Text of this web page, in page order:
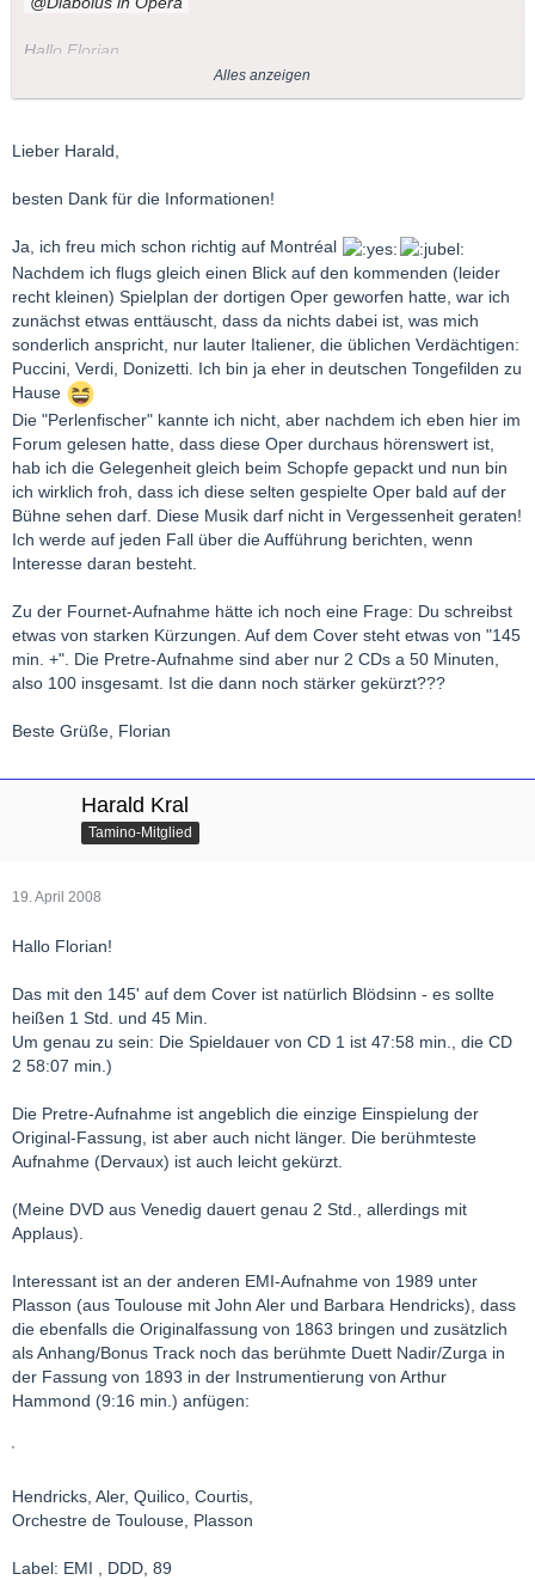
Hallo Florian,
ich beneide Dich um die Gelegenheit, nach Montreal zu
Ehepaar Pierette Alarie und Leopold Simoneau von 1953 war
historisch im (Mono-)Klang und trotz starker Kürzungen.
Erst als EMI die Gedda-Aufnahme herausbrachte, geriet diese
Einspielung etwas in Vergessenheit und war lange Zeit am
Plattenmarkt überhaupt nicht zu kriegen. Umso besser, dass
Universal sie jetzt wieder zugänglich gemacht hat - und noch
besser, dass 2001 diese im Rahmen der Duo-Serien jetzt so
billig verkauft, denn eigentlich sollte sie in keiner Bizet-
Sammlung fehlen!
LG
Alles anzeigen
Lieber Harald,
besten Dank für die Informationen!
Ja, ich freu mich schon richtig auf Montréal
Nachdem ich flugs gleich einen Blick auf den kommenden (leider
recht kleinen) Spielplan der dortigen Oper geworfen hatte, war ich
zunächst etwas enttäuscht, dass da nichts dabei ist, was mich
sonderlich anspricht, nur lauter Italiener, die üblichen Verdächtigen:
Puccini, Verdi, Donizetti. Ich bin ja eher in deutschen Tongefilden zu
Hause
Die "Perlenfischer" kannte ich nicht, aber nachdem ich eben hier im
Forum gelesen hatte, dass diese Oper durchaus hörenswert ist,
hab ich die Gelegenheit gleich beim Schopfe gepackt und nun bin
ich wirklich froh, dass ich diese selten gespielte Oper bald auf der
Bühne sehen darf. Diese Musik darf nicht in Vergessenheit geraten!
Ich werde auf jeden Fall über die Aufführung berichten, wenn
Interesse daran besteht.
Zu der Fournet-Aufnahme hätte ich noch eine Frage: Du schreibst
etwas von starken Kürzungen. Auf dem Cover steht etwas von "145
min. +". Die Pretre-Aufnahme sind aber nur 2 CDs a 50 Minuten,
also 100 insgesamt. Ist die dann noch stärker gekürzt???
Beste Grüße, Florian
Harald Kral
Tamino-Mitglied
19. April 2008
Hallo Florian!
Das mit den 145' auf dem Cover ist natürlich Blödsinn - es sollte
heißen 1 Std. und 45 Min.
Um genau zu sein: Die Spieldauer von CD 1 ist 47:58 min., die CD
2 58:07 min.)
Die Pretre-Aufnahme ist angeblich die einzige Einspielung der
Original-Fassung, ist aber auch nicht länger. Die berühmteste
Aufnahme (Dervaux) ist auch leicht gekürzt.
(Meine DVD aus Venedig dauert genau 2 Std., allerdings mit
Applaus).
Interessant ist an der anderen EMI-Aufnahme von 1989 unter
Plasson (aus Toulouse mit John Aler und Barbara Hendricks), dass
die ebenfalls die Originalfassung von 1863 bringen und zusätzlich
als Anhang/Bonus Track noch das berühmte Duett Nadir/Zurga in
der Fassung von 1893 in der Instrumentierung von Arthur
Hammond (9:16 min.) anfügen:
Hendricks, Aler, Quilico, Courtis,
Orchestre de Toulouse, Plasson
Label: EMI , DDD, 89